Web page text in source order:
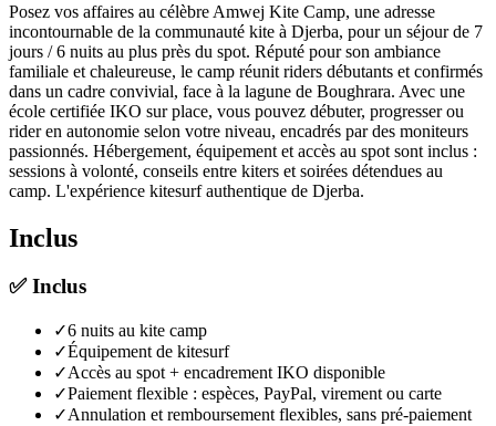
Posez vos affaires au célèbre Amwej Kite Camp, une adresse
incontournable de la communauté kite à Djerba, pour un séjour de 7
jours / 6 nuits au plus près du spot. Réputé pour son ambiance
familiale et chaleureuse, le camp réunit riders débutants et confirmés
dans un cadre convivial, face à la lagune de Boughrara. Avec une
école certifiée IKO sur place, vous pouvez débuter, progresser ou
rider en autonomie selon votre niveau, encadrés par des moniteurs
passionnés. Hébergement, équipement et accès au spot sont inclus :
sessions à volonté, conseils entre kiters et soirées détendues au
camp. L'expérience kitesurf authentique de Djerba.
Inclus
✅Inclus
✓6 nuits au kite camp
✓Équipement de kitesurf
✓Accès au spot + encadrement IKO disponible
✓Paiement flexible : espèces, PayPal, virement ou carte
✓Annulation et remboursement flexibles, sans pré-paiement